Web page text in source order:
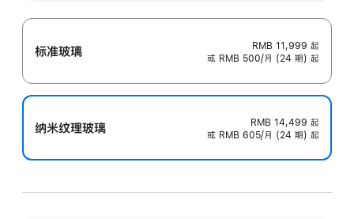
标准玻璃 RMB 11,999 起
或 RMB 500/月 (24 期) 起
纳米纹理玻璃 RMB 14,499 起
或 RMB 605/月 (24 期) 起